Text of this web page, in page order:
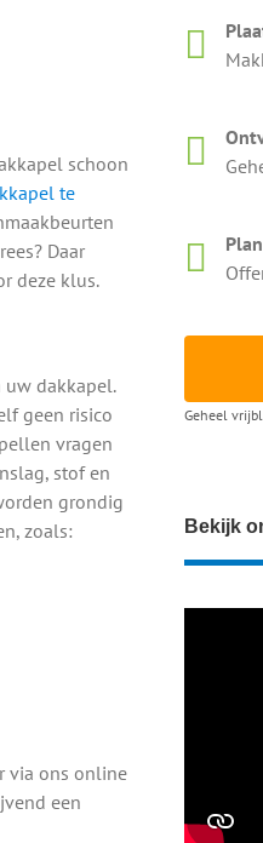
schoon
te
Daar
deze klus.
dakkapel.
geen risico
vragen
stof en
grondig
zoals:
via ons online
een
Geheel
Bekijk